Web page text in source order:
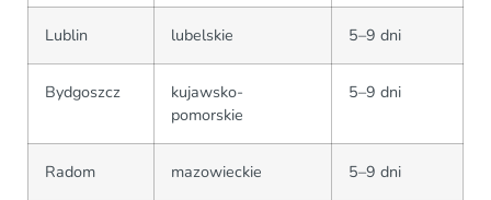
Lublin lubelskie 5–9 dni
Bydgoszcz
kujawsko-
pomorskie
5–9 dni
Radom mazowieckie 5–9 dni